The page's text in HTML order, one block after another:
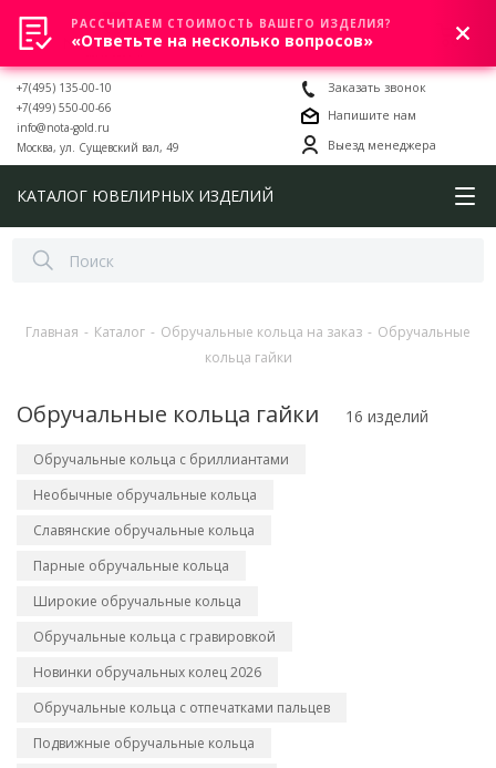
0
+7(495) 135-00-10
+7(499) 550-00-66
info@nota-gold.ru
Москва, ул. Сущевский вал, 49
Заказать звонок
Напишите нам
Выезд менеджера
КАТАЛОГ ЮВЕЛИРНЫХ ИЗДЕЛИЙ
Главная - Каталог - Обручальные кольца на заказ - Обручальные
кольца гайки
Обручальные кольца гайки 16 изделий
Обручальные кольца с бриллиантами
Необычные обручальные кольца
Славянские обручальные кольца
Парные обручальные кольца
Широкие обручальные кольца
Обручальные кольца с гравировкой
Новинки обручальных колец 2026
Обручальные кольца с отпечатками пальцев
Подвижные обручальные кольца
РАССЧИТАЕМ СТОИМОСТЬ ВАШЕГО ИЗДЕЛИЯ?
«Ответьте на несколько вопросов»